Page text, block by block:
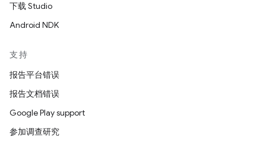
下载 Studio
Android NDK
支持
报告平台错误
报告文档错误
Google Play support
参加调查研究